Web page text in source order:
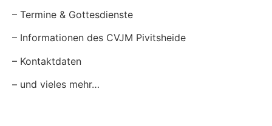
– Termine & Gottesdienste
– Informationen des CVJM Pivitsheide
– Kontaktdaten
– und vieles mehr…